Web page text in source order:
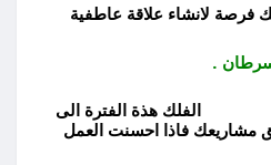
فرصة لانشاء علاقة عاطفية
.
الفلك هذة الفترة الى
مشاريعك فاذا احسنت العمل